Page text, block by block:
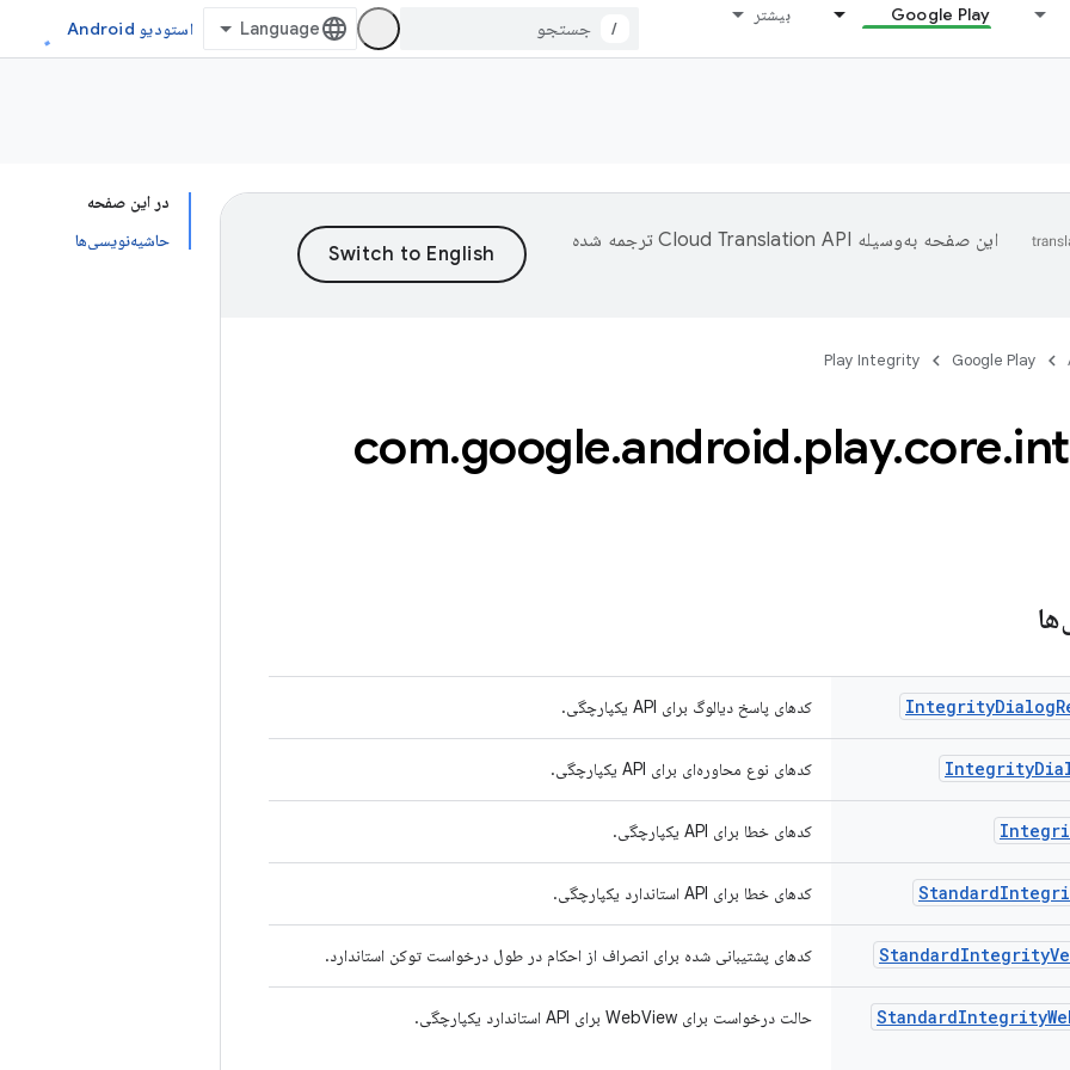
Google Play بیشتر
/ استودیو Android
در این صفحه
حاشیه‌نویسی‌ها
این صفحه به‌وسیله ترجمه شده
Google Play
Play Integrity
com.google.android.play.core.
IntegrityDialog کدهای پاسخ دیالوگ برای API یکپارچگی.
Integrity کدهای نوع محاوره‌ای برای API یکپارچگی.
کدهای خطا برای API یکپارچگی.
Standard کدهای خطا برای API استاندارد یکپارچگی.
StandardIntegrity کدهای پشتیبانی شده برای انصراف از احکام در طول درخواست توکن استاندارد.
StandardIntegrity حالت درخواست برای WebView برای API استاندارد یکپارچگی.